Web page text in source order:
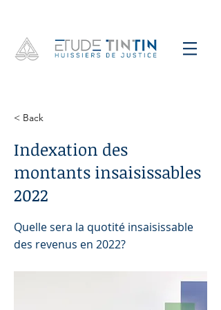
< Back
Indexation des
montants insaisissables
2022
Quelle sera la quotité insaisissable
des revenus en 2022?